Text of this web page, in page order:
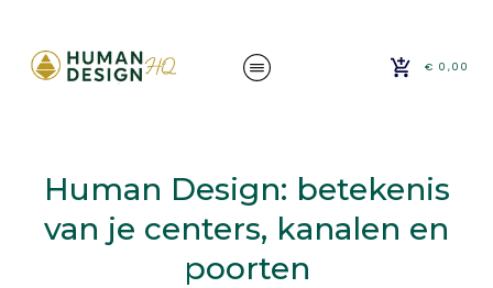
€ 0,00
Human Design: betekenis
van je centers, kanalen en
poorten